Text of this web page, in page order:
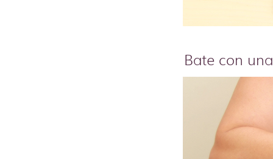
Bate con